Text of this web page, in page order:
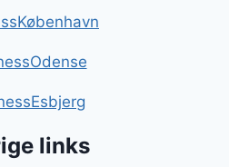
links